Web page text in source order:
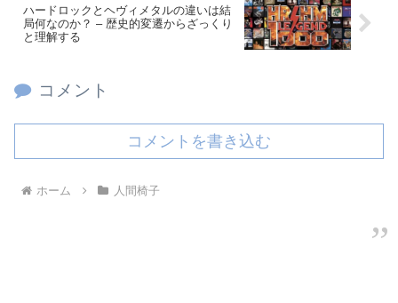
ハードロックとヘヴィメタルの違いは結
局何なのか？ – 歴史的変遷からざっくり
と理解する
コメント
コメントを書き込む
ホーム 人間椅子